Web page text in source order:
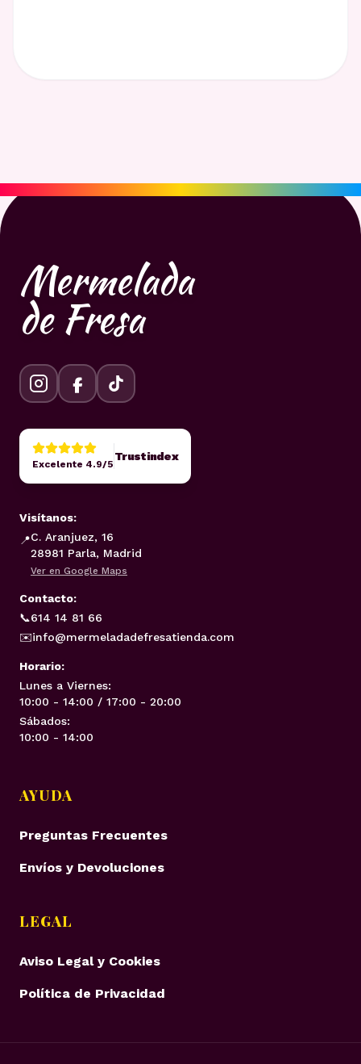
Mermelada
de Fresa
Excelente 4.9/5
Trustindex
Visítanos:
📍C. Aranjuez, 16
28981 Parla, Madrid
Ver en Google Maps
Contacto:
📞614 14 81 66
✉️info@mermeladadefresatienda.com
Horario:
Lunes a Viernes:
10:00 - 14:00 / 17:00 - 20:00
Sábados:
10:00 - 14:00
AYUDA
Preguntas Frecuentes
Envíos y Devoluciones
LEGAL
Aviso Legal y Cookies
Política de Privacidad